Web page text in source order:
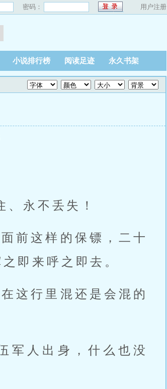
密码： 用户注册
小说排行榜 阅读足迹 永久书架
永不丢失！
前这样的保镖，二十
即来呼之即去。
这行里混还是会混的
军人出身，什么也没